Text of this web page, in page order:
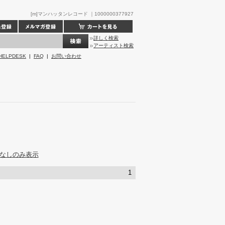
[m]マンハッタンレコード ｜1000000377927
詳しく検索
アーティスト検索
| FAQ | お問い合わせ
しのみ表示
1